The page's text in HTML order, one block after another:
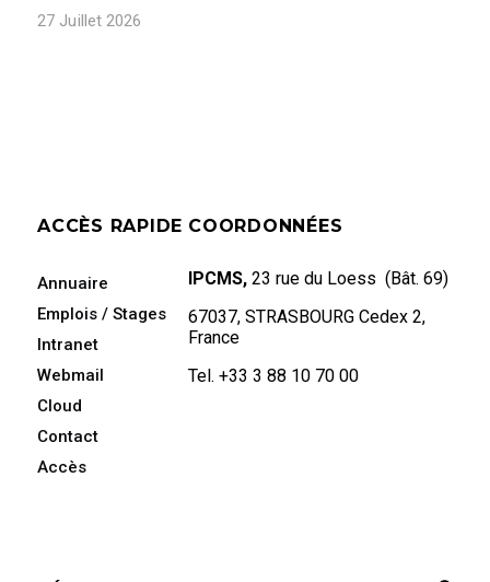
27 Juillet 2026
ACCÈS RAPIDE
Annuaire
Emplois / Stages
Intranet
Webmail
Cloud
Contact
Accès
COORDONNÉES
IPCMS, 23 rue du Loess (Bât. 69)
67037, STRASBOURG Cedex 2,
France
Tel. +33 3 88 10 70 00